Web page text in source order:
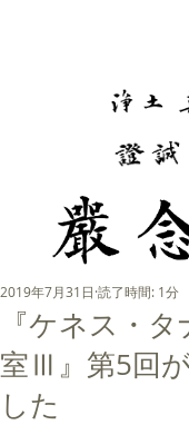
『ケネス・
室Ⅲ』第5回
した
2019年7月31日 読了時間: 1分